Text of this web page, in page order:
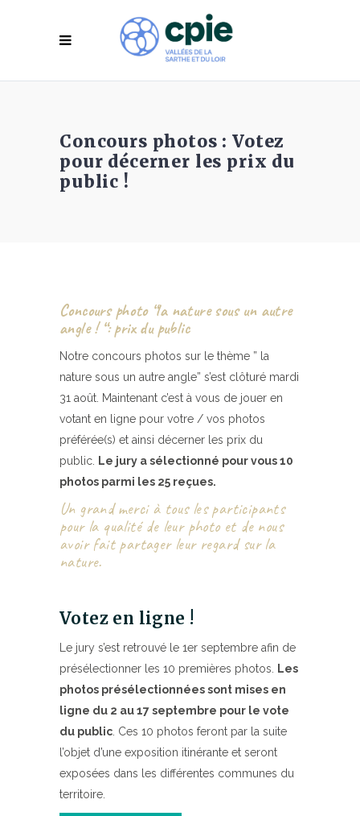
Concours photos : Votez
pour décerner les prix du
public !
Concours photo “la nature sous un autre
angle ! “: prix du public
Notre concours photos sur le thème ” la
nature sous un autre angle” s’est clôturé mardi
31 août. Maintenant c’est à vous de jouer en
votant en ligne pour votre / vos photos
préférée(s) et ainsi décerner les prix du
public.
Le jury a sélectionné pour vous 10
photos parmi les 25 reçues.
Un grand merci à tous les participants
pour la qualité de leur photo et de nous
avoir fait partager leur regard sur la
nature.
Votez en ligne !
Le jury s’est retrouvé le 1er septembre afin de
présélectionner les 10 premières photos.
Les
photos présélectionnées sont mises en
ligne du 2 au 17 septembre pour le vote
du public . Ces 10 photos feront par la suite
l’objet d’une exposition itinérante et seront
exposées dans les différentes communes du
territoire.